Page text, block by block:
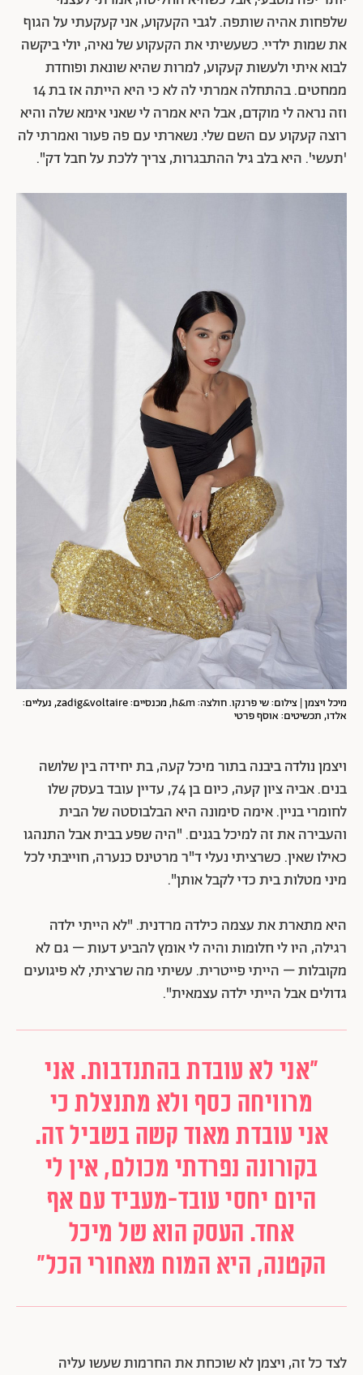
שלפחות אהיה שותפה. לגבי הקעקוע, אני קעקעתי על הגוף
את שמות ילדיי. כשעשיתי את הקעקוע של נאיה, יולי ביקשה
לבוא איתי ולעשות קעקוע, למרות שהיא שונאת ופוחדת
ממחטים. בהתחלה אמרתי לה לא כי היא הייתה אז בת 14
וזה נראה לי מוקדם, אבל היא אמרה לי שאני אימא שלה והיא
רוצה קעקוע עם השם שלי. נשארתי עם פה פעור ואמרתי לה
'תעשי'. היא בלב גיל ההתבגרות, צריך ללכת על חבל דק".
מיכל ויצמן | צילום: שי פרנקו. חולצה: h&m, מכנסיים: zadig&voltaire, נעליים:
אלדו, תכשיטים: אוסף פרטי
ויצמן נולדה ביבנה בתור מיכל קעה, בת יחידה בין שלושה
בנים. אביה ציון קעה, כיום בן 74, עדיין עובד בעסק שלו
לחומרי בניין. אימה סימונה היא הבלבוסטה של הבית
והעבירה את זה למיכל בגנים. "היה שפע בבית אבל התנהגו
כאילו שאין. כשרציתי נעלי ד"ר מרטינס כנערה, חוייבתי לכל
מיני מטלות בית כדי לקבל אותן".
היא מתארת את עצמה כילדה מרדנית. "לא הייתי ילדה
רגילה, היו לי חלומות והיה לי אומץ להביע דעות – גם לא
מקובלות – הייתי פייטרית. עשיתי מה שרציתי, לא פיגועים
גדולים אבל הייתי ילדה עצמאית".
"אני לא עובדת בהתנדבות. אני
מרוויחה כסף ולא מתנצלת כי
אני עובדת מאוד קשה בשביל זה.
בקורונה נפרדתי מכולם, אין לי
היום יחסי עובד-מעביד עם אף
אחד. העסק הוא של מיכל
הקטנה, היא המוח מאחורי הכל"
לצד כל זה, ויצמן לא שוכחת את החרמות שעשו עליה